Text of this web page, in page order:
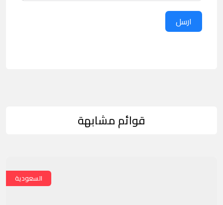
ارسل
قوائم مشابهة
السعودية